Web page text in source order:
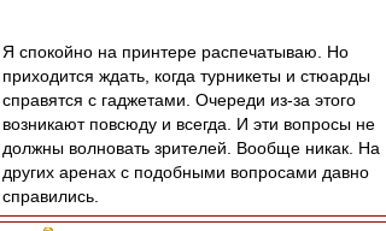
Я спокойно на принтере распечатываю. Но
приходится ждать, когда турникеты и стюарды
справятся с гаджетами. Очереди из-за этого
возникают повсюду и всегда. И эти вопросы не
должны волновать зрителей. Вообще никак. На
других аренах с подобными вопросами давно
справились.